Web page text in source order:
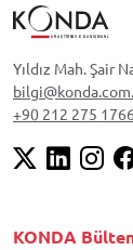
Yıldız Mah. Şair
+90 212 275 1766
KONDA